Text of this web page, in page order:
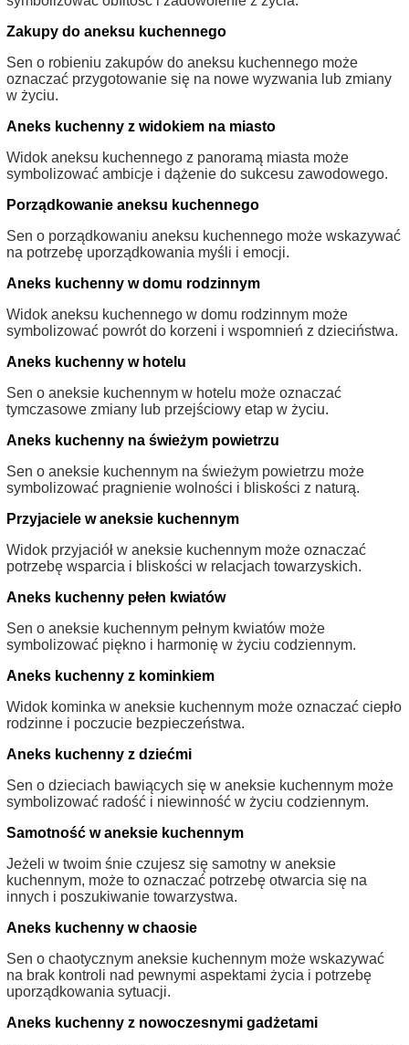
Zakupy do aneksu kuchennego
Sen o robieniu zakupów do aneksu kuchennego może
oznaczać przygotowanie się na nowe wyzwania lub zmiany
w życiu.
Aneks kuchenny z widokiem na miasto
Widok aneksu kuchennego z panoramą miasta może
symbolizować ambicje i dążenie do sukcesu zawodowego.
Porządkowanie aneksu kuchennego
Sen o porządkowaniu aneksu kuchennego może wskazywać
na potrzebę uporządkowania myśli i emocji.
Aneks kuchenny w domu rodzinnym
Widok aneksu kuchennego w domu rodzinnym może
symbolizować powrót do korzeni i wspomnień z dzieciństwa.
Aneks kuchenny w hotelu
Sen o aneksie kuchennym w hotelu może oznaczać
tymczasowe zmiany lub przejściowy etap w życiu.
Aneks kuchenny na świeżym powietrzu
Sen o aneksie kuchennym na świeżym powietrzu może
symbolizować pragnienie wolności i bliskości z naturą.
Przyjaciele w aneksie kuchennym
Widok przyjaciół w aneksie kuchennym może oznaczać
potrzebę wsparcia i bliskości w relacjach towarzyskich.
Aneks kuchenny pełen kwiatów
Sen o aneksie kuchennym pełnym kwiatów może
symbolizować piękno i harmonię w życiu codziennym.
Aneks kuchenny z kominkiem
Widok kominka w aneksie kuchennym może oznaczać ciepło
rodzinne i poczucie bezpieczeństwa.
Aneks kuchenny z dziećmi
Sen o dzieciach bawiących się w aneksie kuchennym może
symbolizować radość i niewinność w życiu codziennym.
Samotność w aneksie kuchennym
Jeżeli w twoim śnie czujesz się samotny w aneksie
kuchennym, może to oznaczać potrzebę otwarcia się na
innych i poszukiwanie towarzystwa.
Aneks kuchenny w chaosie
Sen o chaotycznym aneksie kuchennym może wskazywać
na brak kontroli nad pewnymi aspektami życia i potrzebę
uporządkowania sytuacji.
Aneks kuchenny z nowoczesnymi gadżetami